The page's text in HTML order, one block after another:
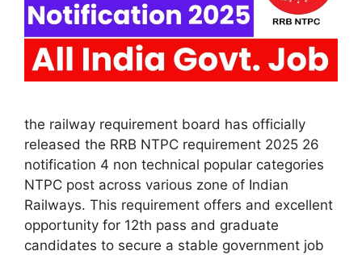
the railway requirement board has officially
released the RRB NTPC requirement 2025 26
notification 4 non technical popular categories
NTPC post across various zone of Indian
Railways. This requirement offers and excellent
opportunity for 12th pass and graduate
candidates to secure a stable government job